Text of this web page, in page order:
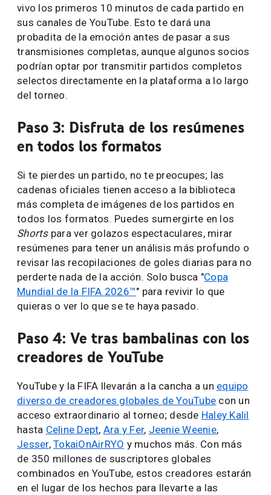
vivo los primeros 10 minutos de cada partido en
sus canales de YouTube. Esto te dará una
probadita de la emoción antes de pasar a sus
transmisiones completas, aunque algunos socios
podrían optar por transmitir partidos completos
selectos directamente en la plataforma a lo largo
del torneo.
Paso 3: Disfruta de los resúmenes
en todos los formatos
Si te pierdes un partido, no te preocupes; las
cadenas oficiales tienen acceso a la biblioteca
más completa de imágenes de los partidos en
todos los formatos. Puedes sumergirte en los
Shortspara ver golazos espectaculares, mirar
resúmenes para tener un análisis más profundo o
revisar las recopilaciones de goles diarias para no
perderte nada de la acción. Solo busca "Copa
Mundial de la FIFA 2026™" para revivir lo que
quieras o ver lo que se te haya pasado.
Paso 4: Ve tras bambalinas con los
creadores de YouTube
YouTube y la FIFA llevarán a la cancha a un equipo
diverso de creadores globales de YouTube con un
acceso extraordinario al torneo; desde Haley Kalil
hasta Celine Dept, Ara y Fer, Jeenie Weenie,
Jesser, TokaiOnAirRYO y muchos más. Con más
de 350 millones de suscriptores globales
combinados en YouTube, estos creadores estarán
en el lugar de los hechos para llevarte a las